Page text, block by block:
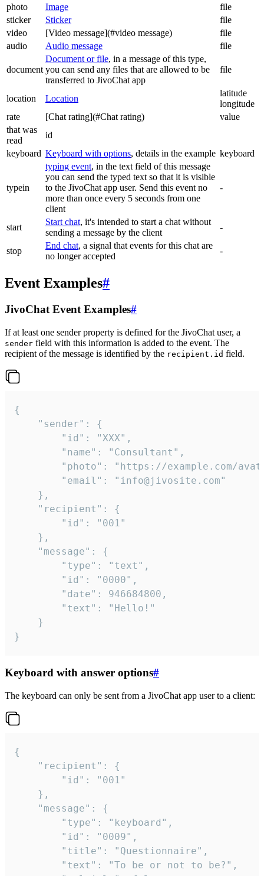
photo
Image
file
sticker
Sticker
file
video
[Video message](#video message)
file
audio
Audio message file
document
Document or file, in a message of this type,
you can send any files that are allowed to be
transferred to JivoChat app
file
location Location
latitude
longitude
rate
[Chat rating](#Chat rating)
value
that was
read
id
keyboard Keyboard with options, details in the example keyboard
typein
typing event, in the text field of this message
you can send the typed text so that it is visible
to the JivoChat app user. Send this event no
more than once every 5 seconds from one
client
-
start
Start chat, it's intended to start a chat without
sending a message by the client
-
stop
End chat, a signal that events for this chat are
no longer accepted
-
Event Examples#
JivoChat Event Examples#
If at least one sender property is defined for the JivoChat user, a
sender field with this information is added to the event. The
recipient of the message is identified by the recipient.id field.
{
}
Keyboard with answer options#
The keyboard can only be sent from a JivoChat app user to a client:
{